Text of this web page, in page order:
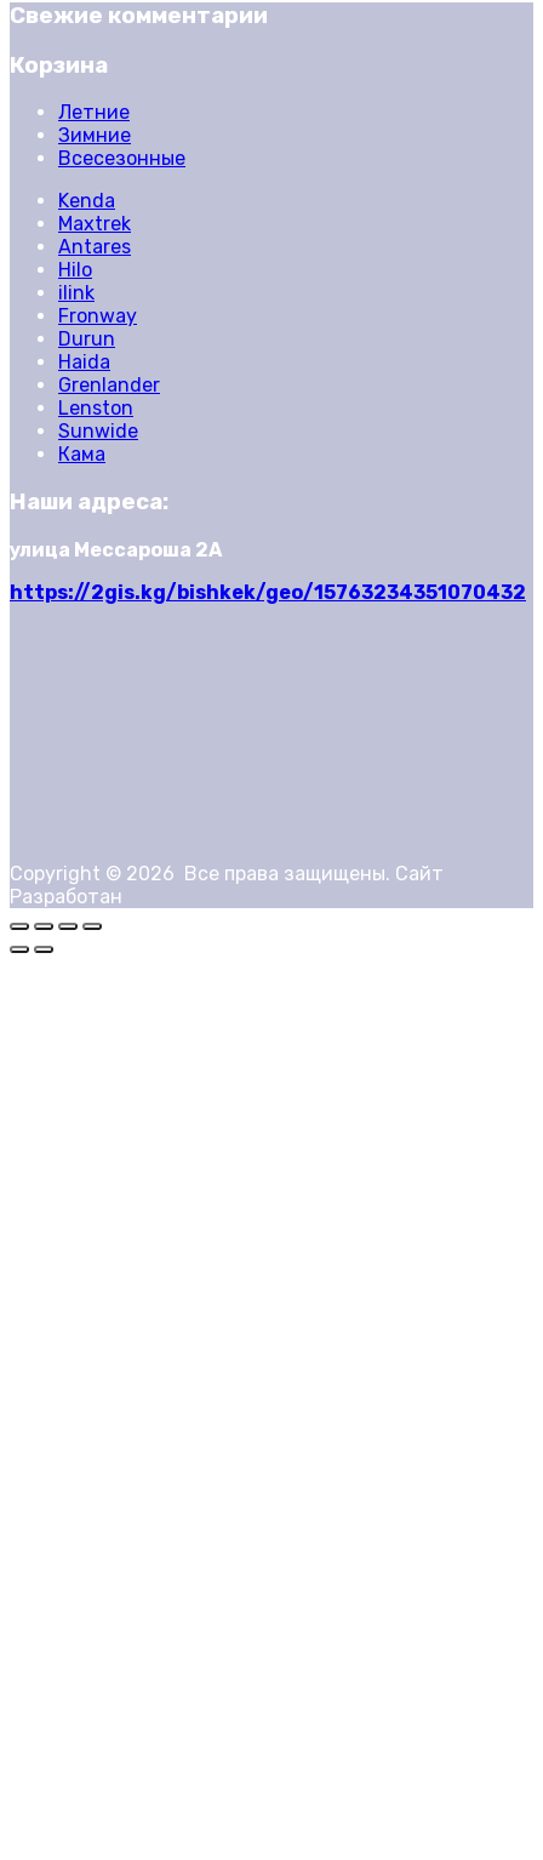
Свежие комментарии
Корзина
Летние
Зимние
Всесезонные
Kenda
Maxtrek
Antares
Hilo
ilink
Fronway
Durun
Haida
Grenlander
Lenston
Sunwide
Кама
Наши адреса:
улица Мессароша 2А
https://2gis.kg/bishkek/geo/15763234351070432
Copyright © 2026 Все права защищены. Сайт
Разработан